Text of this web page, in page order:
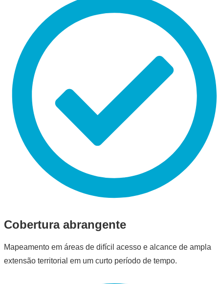
Cobertura abrangente
Mapeamento em áreas de difícil acesso e alcance de ampla
extensão territorial em um curto período de tempo.